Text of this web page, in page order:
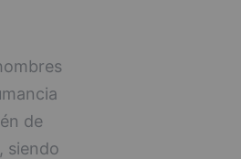
de
siendo